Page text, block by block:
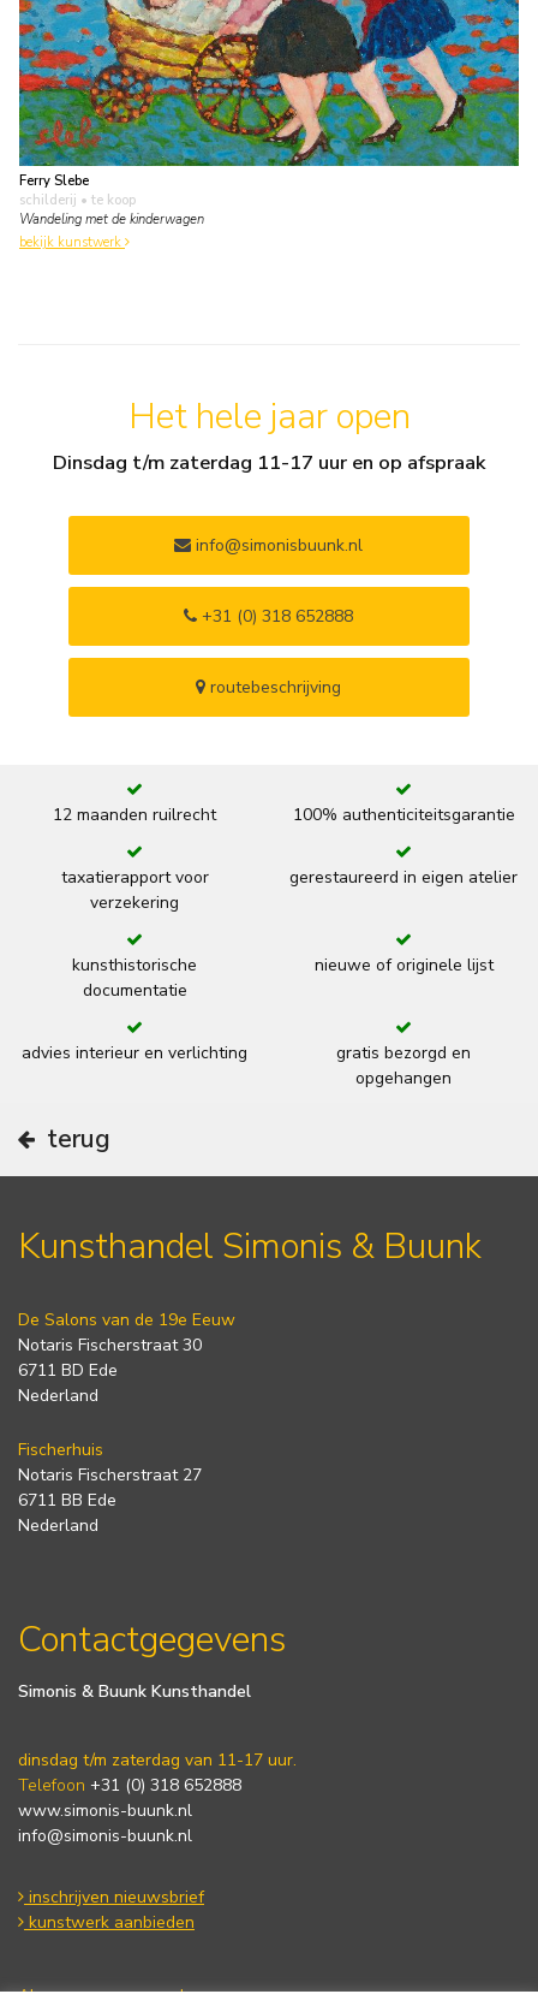
Ferry Slebe
schilderij • te koop
Wandeling met de kinderwagen
bekijk kunstwerk
Het hele jaar open
Dinsdag t/m zaterdag 11-17 uur en op afspraak
info@simonisbuunk.nl
+31 (0) 318 652888
routebeschrijving
12 maanden ruilrecht 100% authenticiteitsgarantie
taxatierapport voor
verzekering
gerestaureerd in eigen atelier
kunsthistorische
documentatie
nieuwe of originele lijst
advies interieur en verlichting
gratis bezorgd en
opgehangen
terug
Kunsthandel Simonis & Buunk
De Salons van de 19e Eeuw
Notaris Fischerstraat 30
6711 BD Ede
Nederland
Fischerhuis
Notaris Fischerstraat 27
6711 BB Ede
Nederland
Contactgegevens
Simonis & Buunk Kunsthandel
dinsdag t/m zaterdag van 11-17 uur.
Telefoon +31 (0) 318 652888
www.simonis-buunk.nl
info@simonis-buunk.nl
inschrijven nieuwsbrief
kunstwerk aanbieden
Algemene voorwaarden